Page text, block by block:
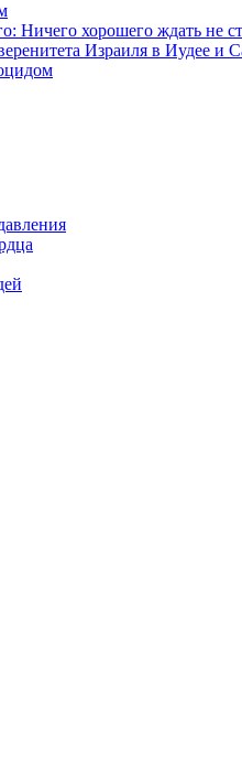
Ничего хорошего ждать не
Израиля в Иудее и